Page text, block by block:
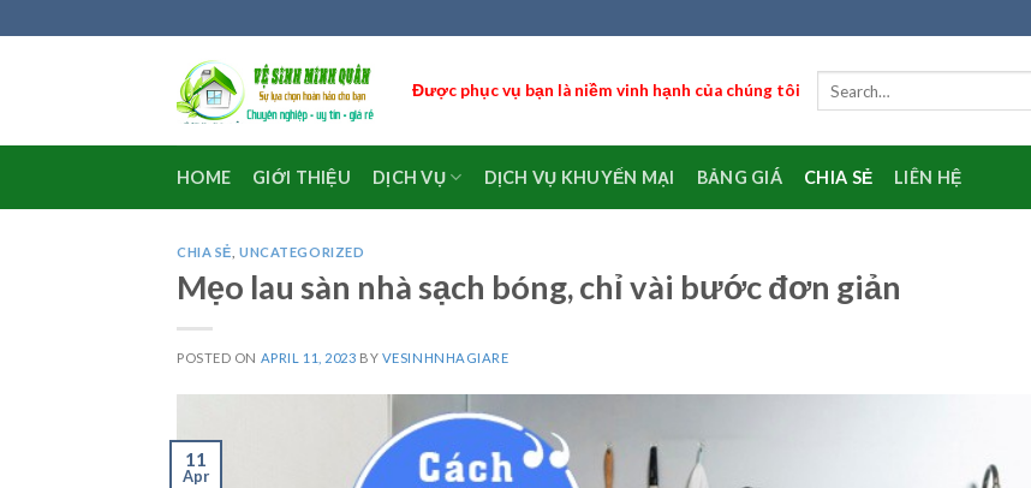
to
Được phục vụ bạn là niềm vinh hạnh của chúng tôi
HOME GIỚI THIỆU DỊCH VỤ DỊCH VỤ KHUYẾN MẠI BẢNG GIÁ CHIA SẺ LIÊN HỆ
CHIA SẺ ,UNCATEGORIZED
Mẹo lau sàn nhà sạch bóng, chỉ vài bước đơn giản
POSTED ON APRIL 11, 2023 BY VESINHNHAGIARE
11
Apr